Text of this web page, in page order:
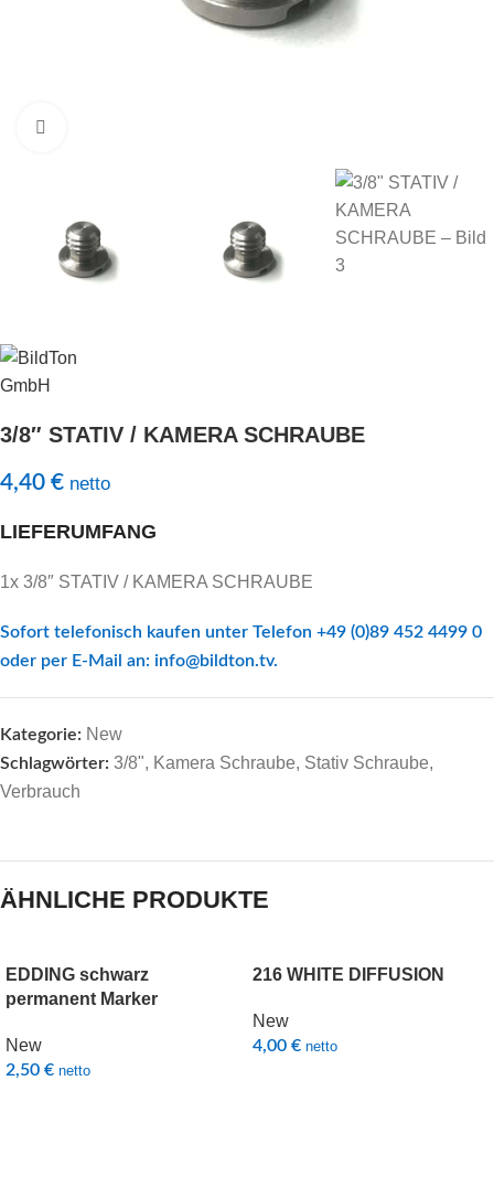
3/8″ STATIV / KAMERA SCHRAUBE
4,40 € netto
LIEFERUMFANG
1x 3/8″ STATIV / KAMERA SCHRAUBE
Sofort telefonisch kaufen unter Telefon +49 (0)89 452 4499 0
oder per E-Mail an: info@bildton.tv.
Kategorie: New
Schlagwörter: 3/8", Kamera Schraube, Stativ Schraube,
Verbrauch
ÄHNLICHE PRODUKTE
EDDING schwarz
permanent Marker
New
2,50 € netto
216 WHITE DIFFUSION
New
4,00 € netto